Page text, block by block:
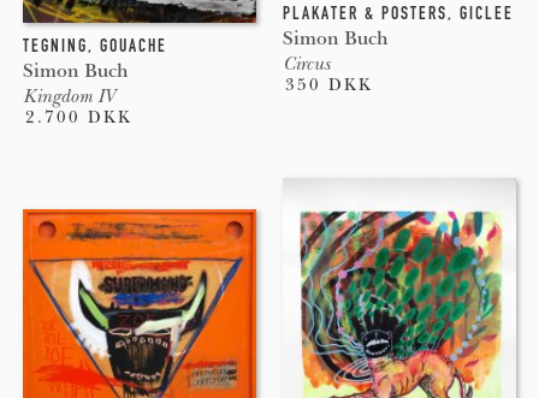
TEGNING, GOUACHE
Simon Buch
Kingdom IV
2.700 DKK
PLAKATER & POSTERS, GICLEE
Simon Buch
Circus
350 DKK